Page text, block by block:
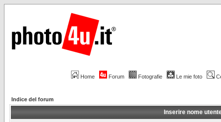
Home Forum Fotografie Le mie foto
Indice del forum
Inserire nome